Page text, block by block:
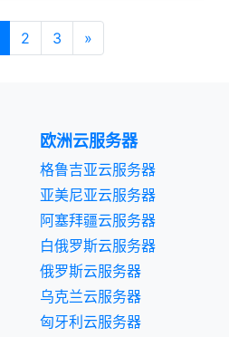
2 3 »
欧洲云服务器
格鲁吉亚云服务器
亚美尼亚云服务器
阿塞拜疆云服务器
白俄罗斯云服务器
俄罗斯云服务器
乌克兰云服务器
匈牙利云服务器